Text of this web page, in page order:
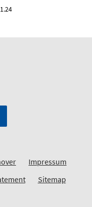
Impressum
Sitemap